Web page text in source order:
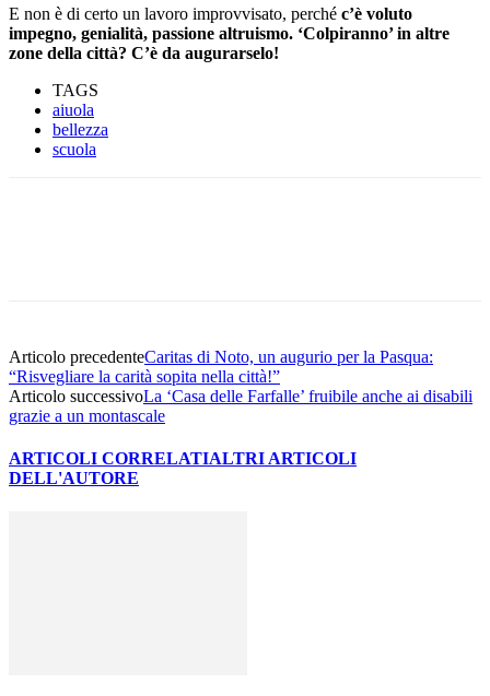
E non è di certo un lavoro improvvisato, perché c’è voluto
impegno, genialità, passione altruismo. ‘Colpiranno’ in altre
zone della città? C’è da augurarselo!
TAGS
aiuola
bellezza
scuola
Articolo precedenteCaritas di Noto, un augurio per la Pasqua:
“Risvegliare la carità sopita nella città!”
Articolo successivoLa ‘Casa delle Farfalle’ fruibile anche ai disabili
grazie a un montascale
ARTICOLI CORRELATIALTRI ARTICOLI
DELL'AUTORE